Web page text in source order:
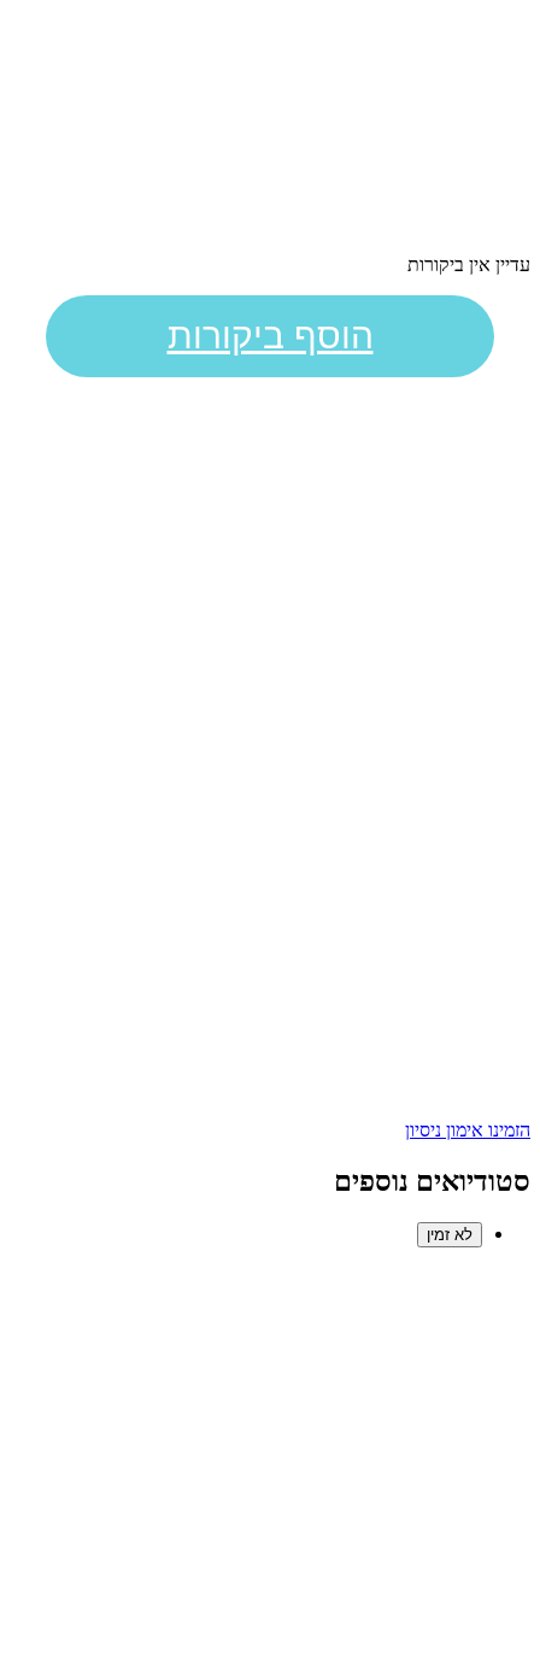
עדיין אין ביקורות
הוסף ביקורות
הזמינו אימון ניסיון
סטודיואים נוספים
לא זמין